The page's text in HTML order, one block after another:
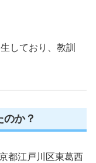
しており、教訓
か？
都江戸川区東葛西